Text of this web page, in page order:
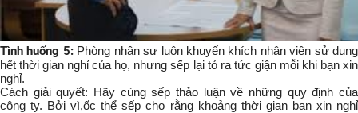
Tình huống 5:Phòng nhân sự luôn khuyến khích nhân viên sử dụng
hết thời gian nghỉ của họ, nhưng sếp lại tỏ ra tức giận mỗi khi bạn xin
nghỉ.
Cách giải quyết: Hãy cùng sếp thảo luận về những quy định của
công ty. Bởi vì,ốc thể sếp cho rằng khoảng thời gian bạn xin nghỉ